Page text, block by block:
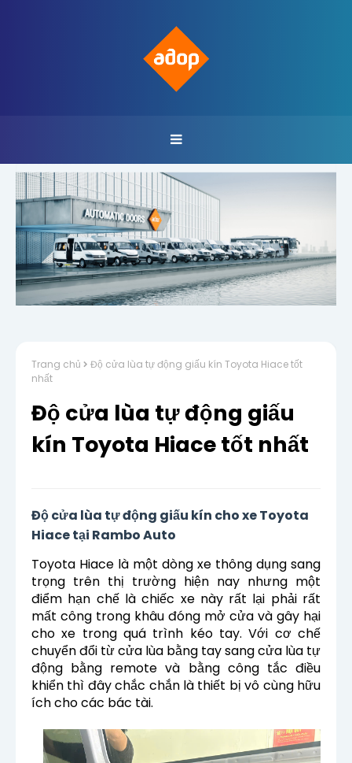
Trang chủ
Độ cửa lùa tự động giấu kín Toyota Hiace tốt
nhất
Độ cửa lùa tự động giấu
kín Toyota Hiace tốt nhất
Độ cửa lùa tự động giấu kín cho xe Toyota
Hiace tại Rambo Auto
Toyota Hiace là một dòng xe thông dụng sang
trọng trên thị trường hiện nay nhưng một
điểm hạn chế là chiếc xe này rất lại phải rất
mất công trong khâu đóng mở cửa và gây hại
cho xe trong quá trình kéo tay. Với cơ chế
chuyển đổi từ cửa lùa bằng tay sang cửa lùa tự
động bằng remote và bằng công tắc điều
khiển thì đây chắc chắn là thiết bị vô cùng hữu
ích cho các bác tài.